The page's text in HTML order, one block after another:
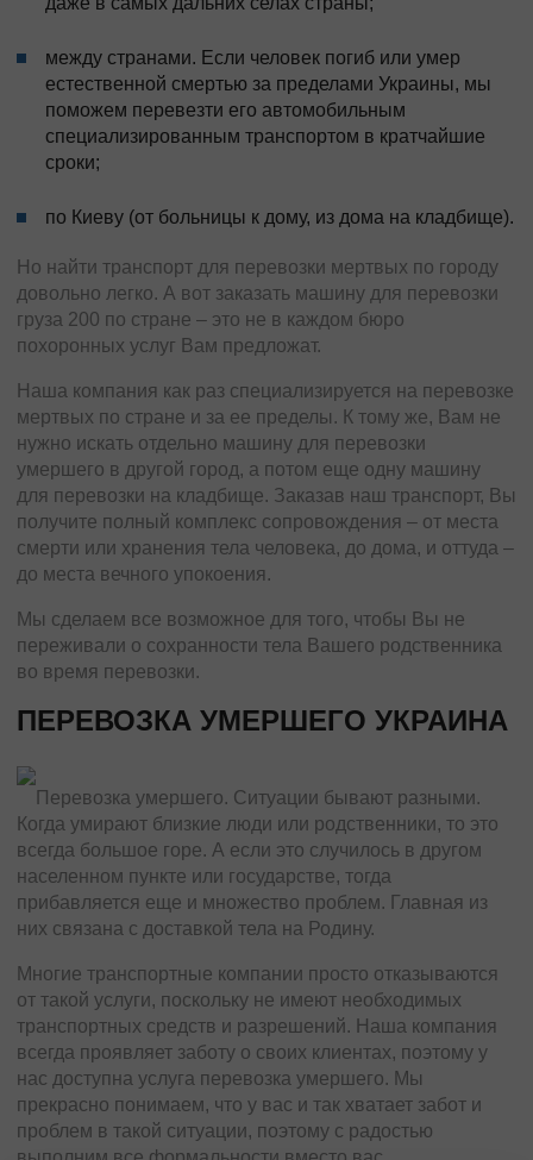
между странами. Если человек погиб или умер
естественной смертью за пределами Украины, мы
поможем перевезти его автомобильным
специализированным транспортом в кратчайшие
сроки;
по Киеву (от больницы к дому, из дома на кладбище).
Но найти транспорт для перевозки мертвых по городу
довольно легко. А вот заказать машину для перевозки
груза 200 по стране – это не в каждом бюро
похоронных услуг Вам предложат.
Наша компания как раз специализируется на перевозке
мертвых по стране и за ее пределы. К тому же, Вам не
нужно искать отдельно машину для перевозки
умершего в другой город, а потом еще одну машину
для перевозки на кладбище. Заказав наш транспорт, Вы
получите полный комплекс сопровождения – от места
смерти или хранения тела человека, до дома, и оттуда –
до места вечного упокоения.
Мы сделаем все возможное для того, чтобы Вы не
переживали о сохранности тела Вашего родственника
во время перевозки.
ПЕРЕВОЗКА УМЕРШЕГО УКРАИНА
Перевозка умершего. Ситуации бывают разными.
Когда умирают близкие люди или родственники, то это
всегда большое горе. А если это случилось в другом
населенном пункте или государстве, тогда
прибавляется еще и множество проблем. Главная из
них связана с доставкой тела на Родину.
Многие транспортные компании просто отказываются
от такой услуги, поскольку не имеют необходимых
транспортных средств и разрешений. Наша компания
всегда проявляет заботу о своих клиентах, поэтому у
нас доступна услуга перевозка умершего. Мы
прекрасно понимаем, что у вас и так хватает забот и
проблем в такой ситуации, поэтому с радостью